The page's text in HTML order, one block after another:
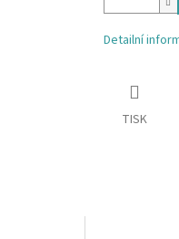
Detailní
TISK